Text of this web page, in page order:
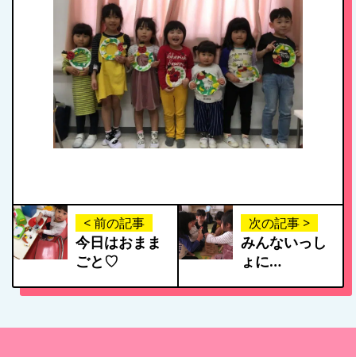
< 前の記事
今日はおまま
ごと♡
次の記事 >
みんないっし
ょに…